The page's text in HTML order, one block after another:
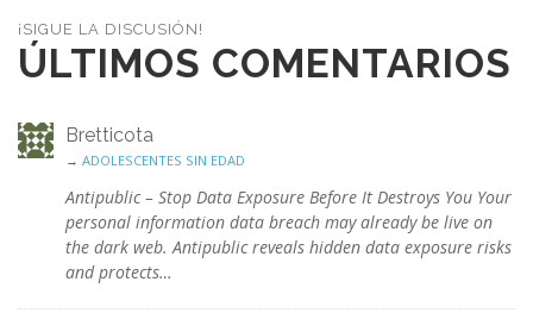
¡SIGUE LA DISCUSIÓN!
ÚLTIMOS COMENTARIOS
Bretticota
→ ADOLESCENTES SIN EDAD
Antipublic – Stop Data Exposure Before It Destroys You Your
personal information data breach may already be live on
the dark web. Antipublic reveals hidden data exposure risks
and protects…